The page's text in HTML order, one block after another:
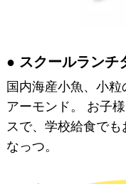
スクールランチ
国内海産小魚、小
アーモンド。 お子
スで、学校給食で
なっつ。